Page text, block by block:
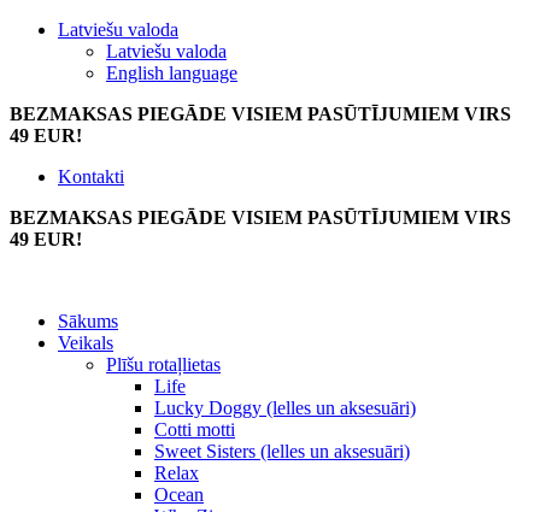
Latviešu valoda
Latviešu valoda
English language
BEZMAKSAS PIEGĀDE VISIEM PASŪTĪJUMIEM VIRS
49 EUR!
Kontakti
BEZMAKSAS PIEGĀDE VISIEM PASŪTĪJUMIEM VIRS
49 EUR!
Sākums
Veikals
Plīšu rotaļlietas
Life
Lucky Doggy (lelles un aksesuāri)
Cotti motti
Sweet Sisters (lelles un aksesuāri)
Relax
Ocean